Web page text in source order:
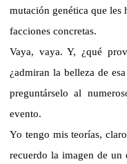
mutación genética que les
facciones concretas.
Vaya, vaya. Y, ¿qué
¿admiran la belleza de
preguntárselo al
evento.
Yo tengo mis teorías,
recuerdo la imagen de un